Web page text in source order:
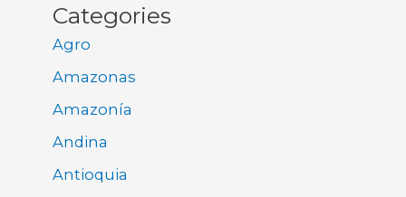
Categories
Agro
Amazonas
Amazonía
Andina
Antioquia